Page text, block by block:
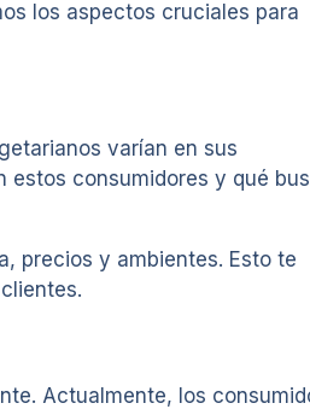
los aspectos cruciales para
varían en sus
estos consumidores y qué
precios y ambientes. Esto te
Actualmente, los